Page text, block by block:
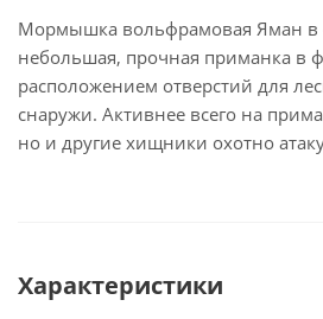
Мормышка вольфрамовая Яман в
небольшая, прочная приманка в
расположением отверстий для
снаружи. Активнее всего на
но и другие хищники охотно
Характеристики